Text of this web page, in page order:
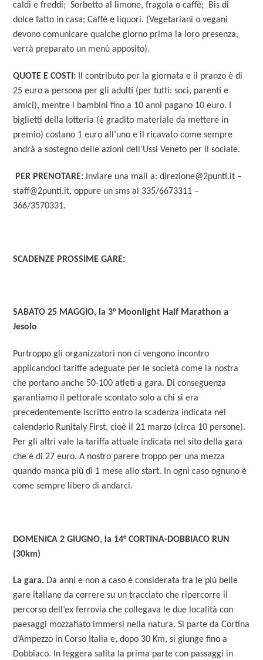
caldi e freddi; Sorbetto al limone, fragola o caffè; Bis di
dolce fatto in casa; Caffè e liquori. (Vegetariani o vegani
devono comunicare qualche giorno prima la loro presenza,
verrà preparato un menù apposito).
QUOTE E COSTI: Il contributo per la giornata e il pranzo è di
25 euro a persona per gli adulti (per tutti: soci, parenti e
amici), mentre i bambini fino a 10 anni pagano 10 euro. I
biglietti della lotteria (è gradito materiale da mettere in
premio) costano 1 euro all’uno e il ricavato come sempre
andrà a sostegno delle azioni dell’Ussi Veneto per il sociale.
PER PRENOTARE: Inviare una mail a: direzione@2punti.it –
staff@2punti.it, oppure un sms al 335/6673311 –
366/3570331.
SCADENZE PROSSIME GARE:
SABATO 25 MAGGIO, la 3° Moonlight Half Marathon a
Jesolo
Purtroppo gli organizzatori non ci vengono incontro
applicandoci tariffe adeguate per le società come la nostra
che portano anche 50-100 atleti a gara. Di conseguenza
garantiamo il pettorale scontato solo a chi si era
precedentemente iscritto entro la scadenza indicata nel
calendario Runitaly First, cioè il 21 marzo (circa 10 persone).
Per gli altri vale la tariffa attuale indicata nel sito della gara
che è di 27 euro. A nostro parere troppo per una mezza
quando manca più di 1 mese allo start. In ogni caso ognuno è
come sempre libero di andarci.
DOMENICA 2 GIUGNO, la 14° CORTINA-DOBBIACO RUN
(30km)
La gara. Da anni e non a caso è considerata tra le più belle
gare italiane da correre su un tracciato che ripercorre il
percorso dell’ex ferrovia che collegava le due località con
paesaggi mozzafiato immersi nella natura. Si parte da Cortina
d’Ampezzo in Corso Italia e, dopo 30 Km, si giunge fino a
Dobbiaco. In leggera salita la prima parte con passaggi in